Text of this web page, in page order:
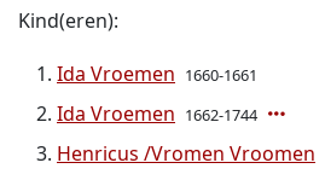
Kind(eren):
Ida Vroemen 1660-1661
Ida Vroemen 1662-1744
Henricus /Vromen Vroomen